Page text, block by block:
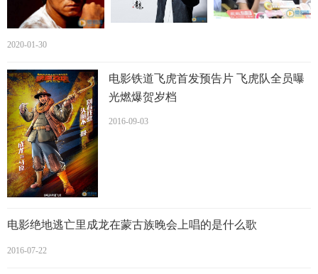
那年，成龙满师的日子到了，结业那天成龙依照老例，向师
的角色。在当武师时期，他的名字是陈元龙，他专门做名演
员的替身。这段时期过着风花雪月的日子，工作之余，成龙
便尽情玩乐，跳舞，喝酒，上夜总会等，像其他武师一样过
着没有明天的放任生活。二十世纪70年代，成龙曾模仿李小
龙的形象拍片，但始终无法走红。后来成龙明白了“李小龙只
有一个”的道理，转而开辟了功夫喜剧的路线
分别为《广东小老虎》以及《北派功夫》。但票房惨淡。后
2020-01-30
电影铁道飞虎首发预告片 飞虎队全员曝
光燃爆贺岁档
2016-09-03
电影绝地逃亡里成龙在蒙古族晚会上唱的是什么歌
2016-07-22